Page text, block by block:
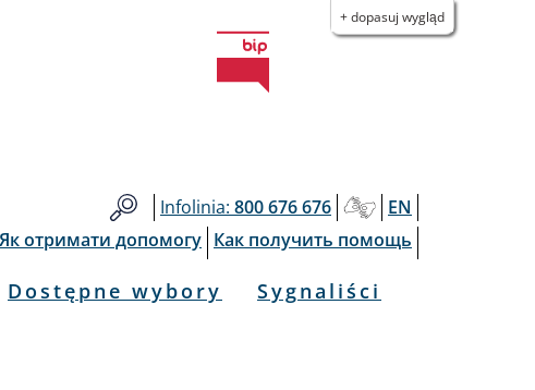
+ dopasuj wygląd
Infolinia: 800 676 676
EN
Як отримати допомогу Как получить помощь
Dostępne wybory Sygnaliści